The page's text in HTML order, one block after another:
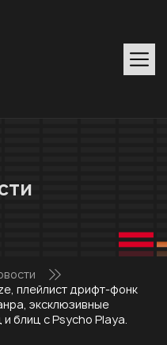
плейлист дрифт-фонк
эксклюзивные
блиц с Psycho Playa.